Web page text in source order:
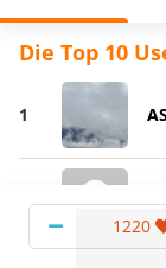
Die Top 10
1
1220